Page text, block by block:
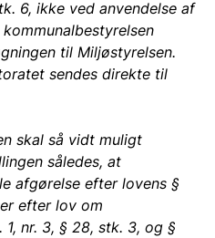
6, ikke ved anvendelse af
til Miljøstyrelsen.
sendes direkte til
skal så vidt muligt
således, at
afgørelse efter lovens §
efter lov om
nr. 3, § 28, stk. 3, og §